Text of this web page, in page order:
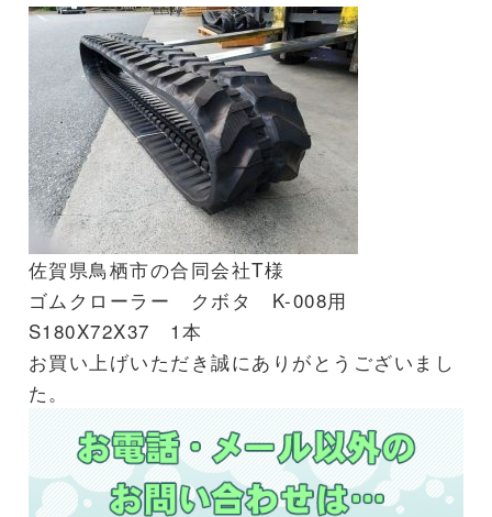
佐賀県鳥栖市の合同会社T様
ゴムクローラー クボタ K-008用
S180X72X37 1本
お買い上げいただき誠にありがとうございまし
た。